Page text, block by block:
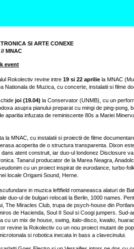
SI ARTE CONEXE
MNAC
event
Rokolectiv revine intre 19 si 22 aprilie la MNAC
Nationala de Muzica, cu concerte, instalatii si filme
joi (19.04) la Conservator (UNMB), cu un
asupra pianului preparat cu mingi de ping-pong,
aparitia infuzata de reminiscente 80s a Mariei
la MNAC, cu instalatii si proiectii de filme
acoperita de o structura transparenta. Dixon
atent construit, iar duo-ul londonez Disclosure
Tanarul producator de la Marea Neagra,
cu un proiect inspirat de eurodance, turbo-
locale Origami Sound, Herne.
in muzica leftfield romaneasca alaturi de
duo-ul de bulgari relocati la Berlin, 1000 names.
The Miracles Club, trupa de psych-house din
de Hacienda, Soul II Soul si Coogi jumpers. Sud-
cu un mix de house, swing, italo-disco, kwaito,
revine la Rokolectiv cu un nou proiect mutant de
si robotica inecata in bass a clavecinului.